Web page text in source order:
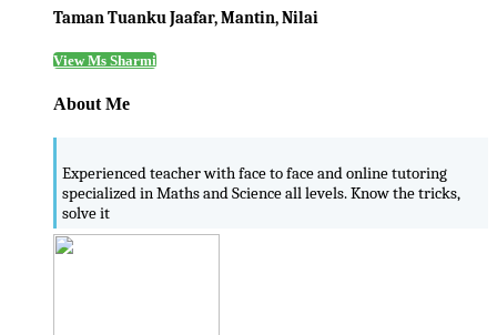
Taman Tuanku Jaafar, Mantin, Nilai
View Ms Sharmi
About Me
Experienced teacher with face to face and online tutoring
specialized in Maths and Science all levels. Know the tricks,
solve it